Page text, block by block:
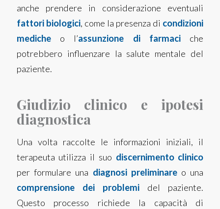
anche prendere in considerazione eventuali
fattori biologici, come la presenza di condizioni
medicheo l’assunzione di farmaci che
potrebbero influenzare la salute mentale del
paziente.
Giudizio clinico e ipotesi
diagnostica
Una volta raccolte le informazioni iniziali, il
terapeuta utilizza il suo discernimento clinico
per formulare una diagnosi preliminareo una
comprensione dei problemi del paziente.
Questo processo richiede la capacità di